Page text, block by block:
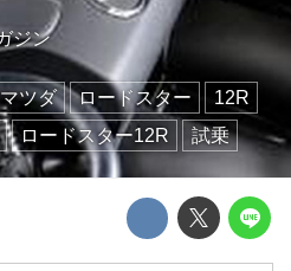
ジン
マツダ ロードスター
12R
ロードスター12R 試乗